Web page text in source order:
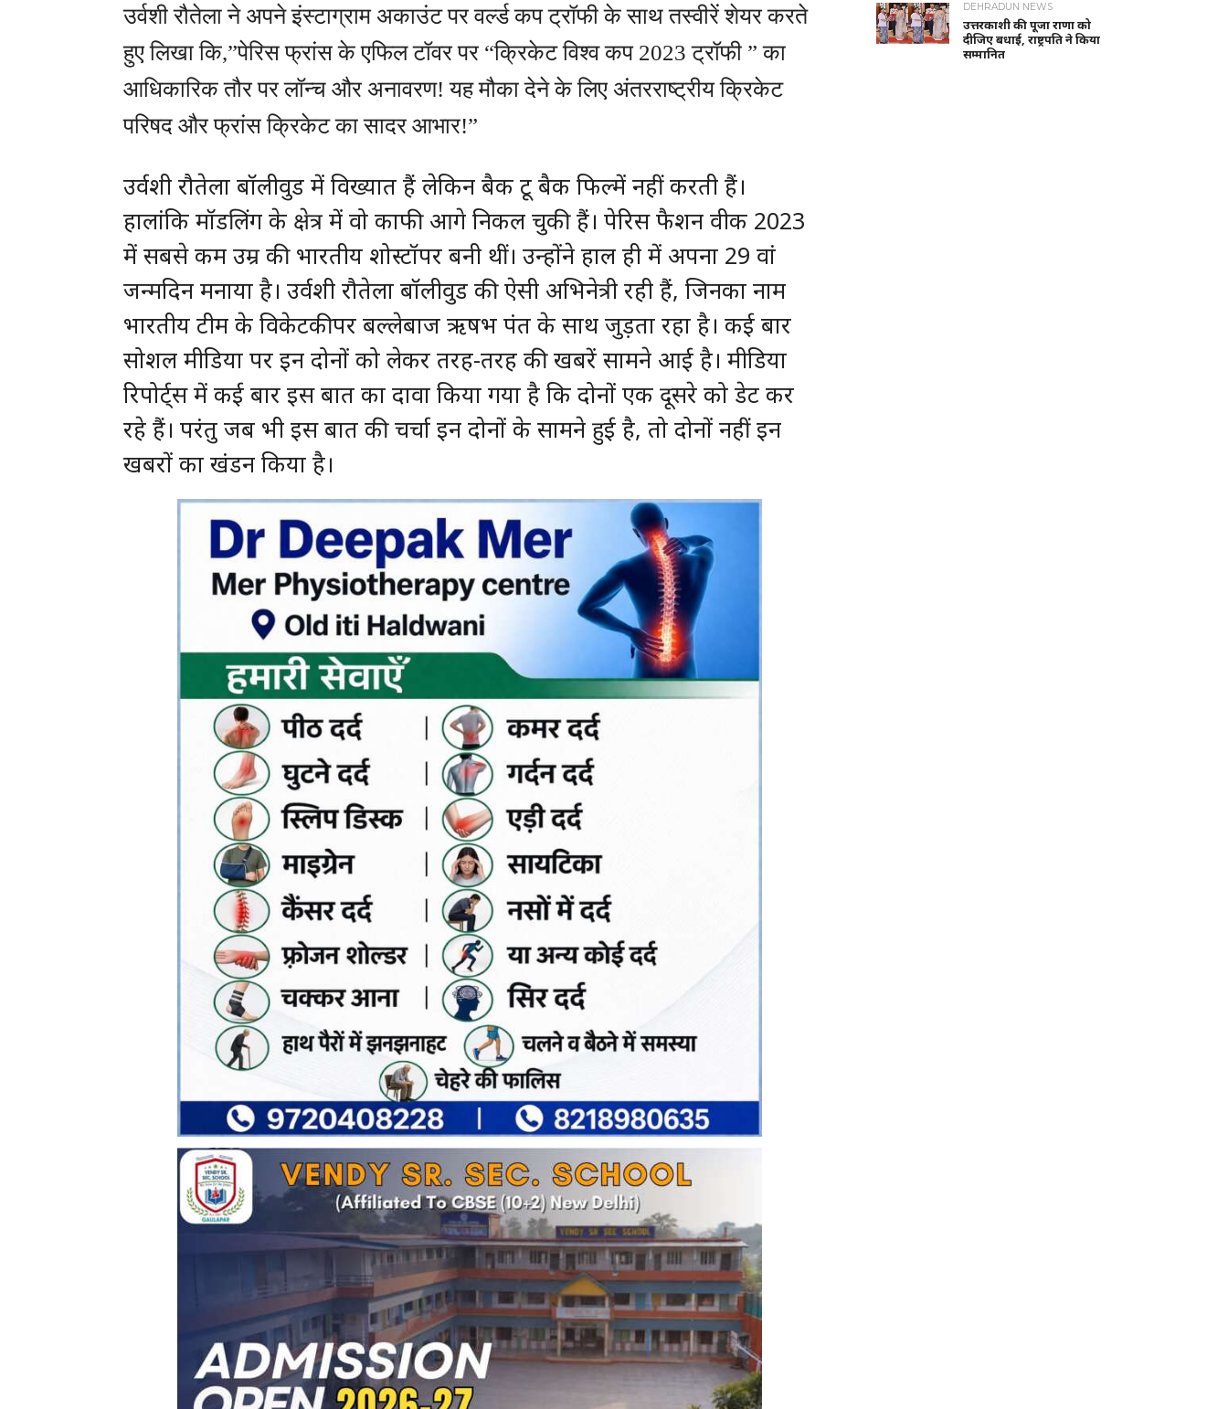
उर्वशी रौतेला ने अपने इंस्टाग्राम अकाउंट पर वर्ल्ड कप ट्रॉफी के साथ तस्वीरें शेयर करते
हुए लिखा कि,”पेरिस फ्रांस के एफिल टॉवर पर “क्रिकेट विश्व कप 2023 ट्रॉफी ” का
आधिकारिक तौर पर लॉन्च और अनावरण! यह मौका देने के लिए अंतरराष्ट्रीय क्रिकेट
परिषद और फ्रांस क्रिकेट का सादर आभार!”
उर्वशी रौतेला बॉलीवुड में विख्यात हैं लेकिन बैक टू बैक फिल्में नहीं करती हैं।
हालांकि मॉडलिंग के क्षेत्र में वो काफी आगे निकल चुकी हैं। पेरिस फैशन वीक 2023
में सबसे कम उम्र की भारतीय शोस्टॉपर बनी थीं। उन्होंने हाल ही में अपना 29 वां
जन्मदिन मनाया है। उर्वशी रौतेला बॉलीवुड की ऐसी अभिनेत्री रही हैं, जिनका नाम
भारतीय टीम के विकेटकीपर बल्लेबाज ऋषभ पंत के साथ जुड़ता रहा है। कई बार
सोशल मीडिया पर इन दोनों को लेकर तरह-तरह की खबरें सामने आई है। मीडिया
रिपोर्ट्स में कई बार इस बात का दावा किया गया है कि दोनों एक दूसरे को डेट कर
रहे हैं। परंतु जब भी इस बात की चर्चा इन दोनों के सामने हुई है, तो दोनों नहीं इन
खबरों का खंडन किया है।
DEHRADUN NEWS
उत्तरकाशी की पूजा राणा को
दीजिए बधाई, राष्ट्रपति ने किया
सम्मानित